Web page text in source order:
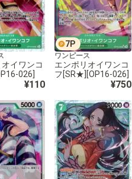
イワンコ
026]
¥110
7P
ワンピース
エンポリオイワンコ
フ[SR★][OP16-026]
¥750